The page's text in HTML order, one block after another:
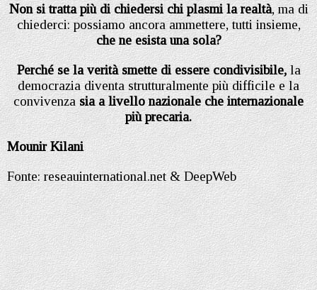
Non si tratta più di chiedersi chi plasmi la realtà, ma di
chiederci: possiamo ancora ammettere, tutti insieme,
che ne esista una sola?
Perché se la verità smette di essere condivisibile,la
democrazia diventa strutturalmente più difficile e la
convivenzasia a livello nazionale che internazionale
più precaria.
Mounir Kilani
Fonte: reseauinternational.net & DeepWeb